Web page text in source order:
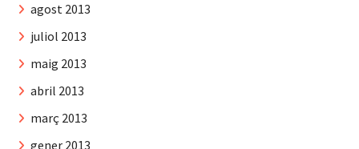
agost 2013
juliol 2013
maig 2013
abril 2013
març 2013
gener 2013